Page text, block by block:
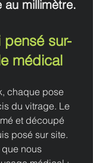
au millimètre.
sur-
médical
chaque pose
du vitrage. Le
et découpé
posé sur site.
nous